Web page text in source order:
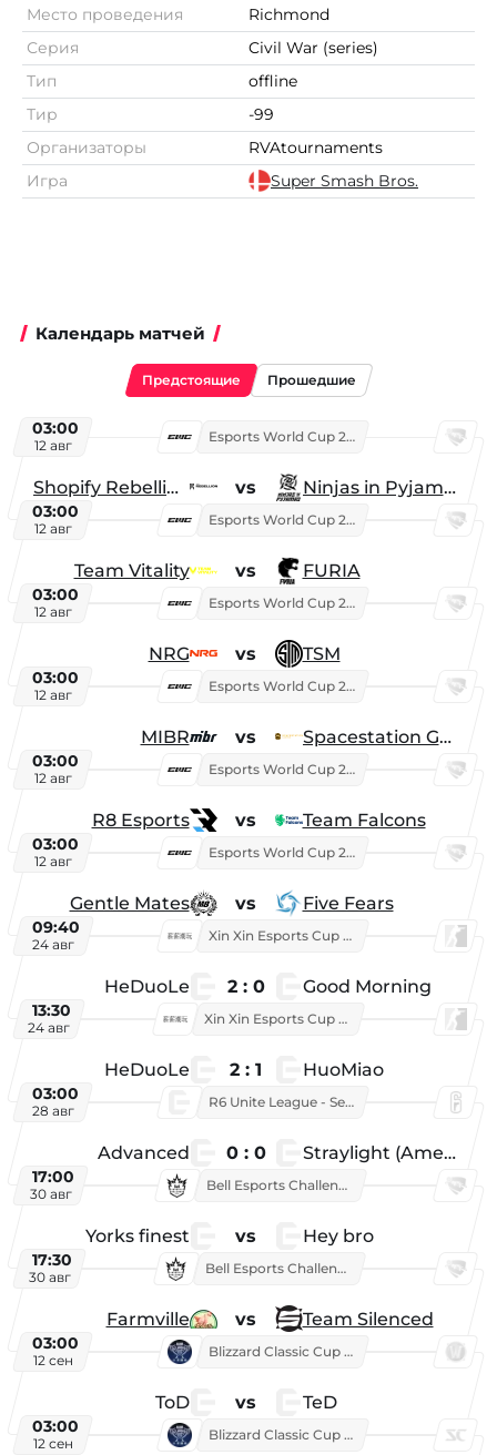
Место проведения
Richmond
Серия
Civil War (series)
Тип
offline
Тир
-99
Организаторы
RVAtournaments
Игра
Super Smash Bros.
Календарь матчей
Предстоящие Прошедшие
03:00
12 авг
Esports World Cup 2026
Shopify Rebellion vs Ninjas in Pyjamas
03:00
12 авг
Esports World Cup 2026
Team Vitality vs FURIA
03:00
12 авг
Esports World Cup 2026
NRG vs TSM
03:00
12 авг
Esports World Cup 2026
MIBR vs Spacestation Gaming
03:00
12 авг
Esports World Cup 2026
R8 Esports vs Team Falcons
03:00
12 авг
Esports World Cup 2026
Gentle Mates vs Five Fears
09:40
24 авг
Xin Xin Esports Cup 2025
HeDuoLe 2 : 0 Good Morning
13:30
24 авг
Xin Xin Esports Cup 2026
HeDuoLe 2 : 1 HuoMiao
03:00
28 авг
R6 Unite League - Season 1
Advanced 0 : 0 Straylight (American team)
17:00
30 авг
Bell Esports Challenge 2026
Yorks finest vs Hey bro
17:30
30 авг
Bell Esports Challenge 2026
Farmville vs Team Silenced
03:00
12 сен
Blizzard Classic Cup 2026
ToD vs TeD
03:00
12 сен
Blizzard Classic Cup 2026